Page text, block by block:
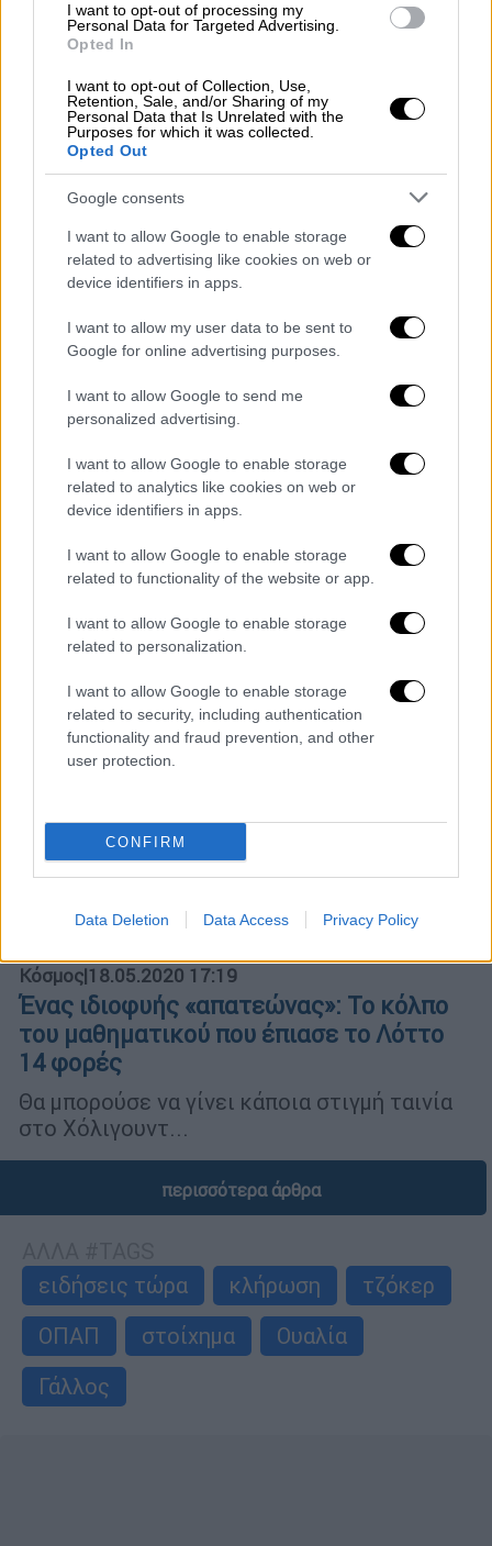
I want to opt-out of processing my
Personal Data for Targeted Advertising.
Opted In
I want to opt-out of Collection, Use,
Retention, Sale, and/or Sharing of my
Personal Data that Is Unrelated with the
Purposes for which it was collected.
Opted Out
Google consents
I want to allow Google to enable storage
related to advertising like cookies on web or
device identifiers in apps.
I want to allow my user data to be sent to
Google for online advertising purposes.
I want to allow Google to send me
personalized advertising.
I want to allow Google to enable storage
related to analytics like cookies on web or
device identifiers in apps.
I want to allow Google to enable storage
related to functionality of the website or app.
I want to allow Google to enable storage
related to personalization.
I want to allow Google to enable storage
related to security, including authentication
functionality and fraud prevention, and other
user protection.
CONFIRM
Data Deletion Data Access Privacy Policy
ζητήσει τα κέρδη του
Ελλάδα|14.08.2020 18:32
Τζόκερ, Λόττο, Πρότο: Τριπλή κλήρωση
την Κυριακή (16/8)
Τα πρακτορεία ΟΠΑΠ θα παραμείνουν
κλειστά το Σάββατο, λόγω
Δεκαπενταύγουστου
Κόσμος|18.05.2020 17:19
Ένας ιδιοφυής «απατεώνας»: Το κόλπο
του μαθηματικού που έπιασε το Λόττο
14 φορές
Θα μπορούσε να γίνει κάποια στιγμή ταινία
στο Χόλιγουντ...
περισσότερα άρθρα
ειδήσεις τώρα
κλήρωση
τζόκερ
ΟΠΑΠ
στοίχημα
Ουαλία
Γάλλος